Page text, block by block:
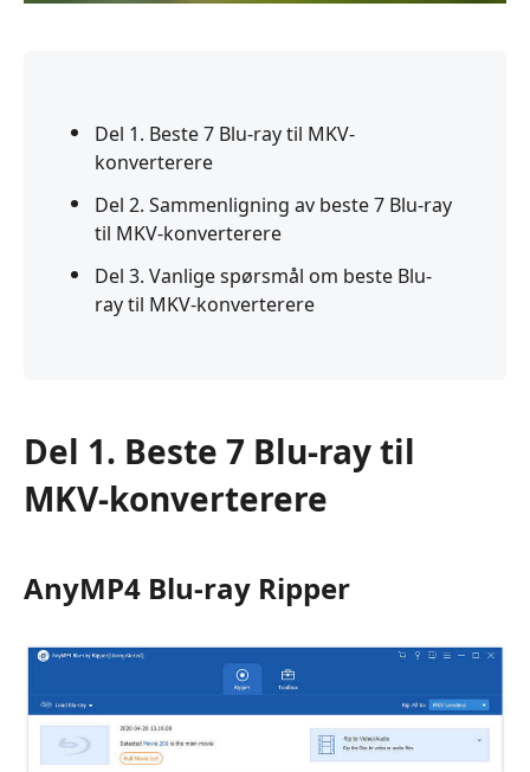
Del 1. Beste 7 Blu-ray til MKV-
konverterere
Del 2. Sammenligning av beste 7 Blu-ray
til MKV-konverterere
Del 3. Vanlige spørsmål om beste Blu-
ray til MKV-konverterere
Del 1. Beste 7 Blu-ray til
MKV-konverterere
AnyMP4 Blu-ray Ripper